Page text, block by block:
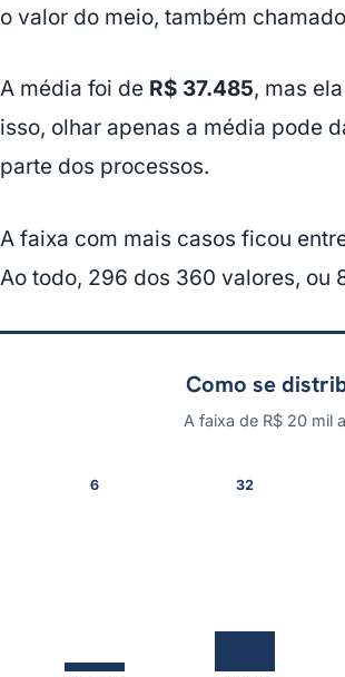
o valor do meio, também
A média foi de R$ 37.485, mas
isso, olhar apenas a média pode
parte dos processos.
A faixa com mais casos ficou
Ao todo, 296 dos 360 valores, ou
Como se
A faixa de R$ 20 mil
6 32